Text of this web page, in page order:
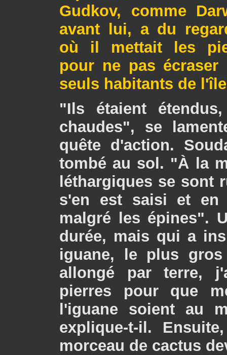
Gudkov, comme
avant lui, a du
où il mettait les
pour ne pas écraser
seuls habitants de
"Ils étaient
chaudes", se
quête d'action.
tombé au sol. "À la
léthargiques se sont
s'en est saisi et en
malgré les épines".
durée, mais qui a
iguane, le plus
allongé par terre,
pierres pour que
l'iguane soient au
explique-t-il.
morceau de cactus